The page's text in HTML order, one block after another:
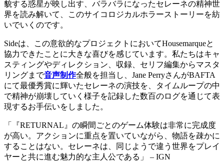
貌する惑星が映し出す、バラバラになったセレーネの精神世
界を読み解いて、このサイコロジカルホラーストーリーを紡
いでいくのです。
Sideは、この意欲的なプロジェクトにおいてHousemarqueと
協力できたことに大きな喜びを感じています。私たちはキャ
スティングやディレクション、収録、セリフ編集からマスタ
リングまで音声制作全般を担当し、Jane PerryさんがBAFTA
にて最優秀賞に輝いたセレーネの演技を、タイムループの中
で精神が崩壊していく様子を記録した数百のログを通じて表
現するお手伝いをしました。
「『RETURNAL』の瞬間ごとのゲーム体験は非常に完成度
が高い。アクションに重点を置いていながら、物語を疎かに
することはない。セレーネは、同じようで違う世界をプレイ
ヤーと共に進む魅力的な主人公である」 – IGN